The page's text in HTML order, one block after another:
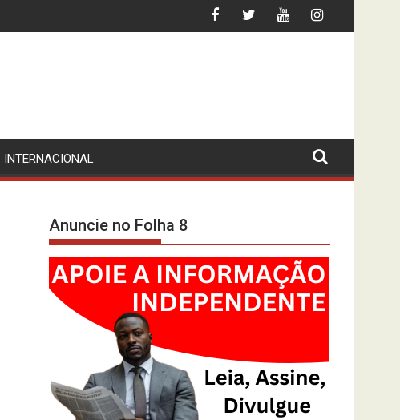
E A FLEC-FAC LÁ ESTÁ… DE PÉLEI CONTRA AS “FAKE NEWS”? MPLA
INTERNACIONAL
Anuncie no Folha 8